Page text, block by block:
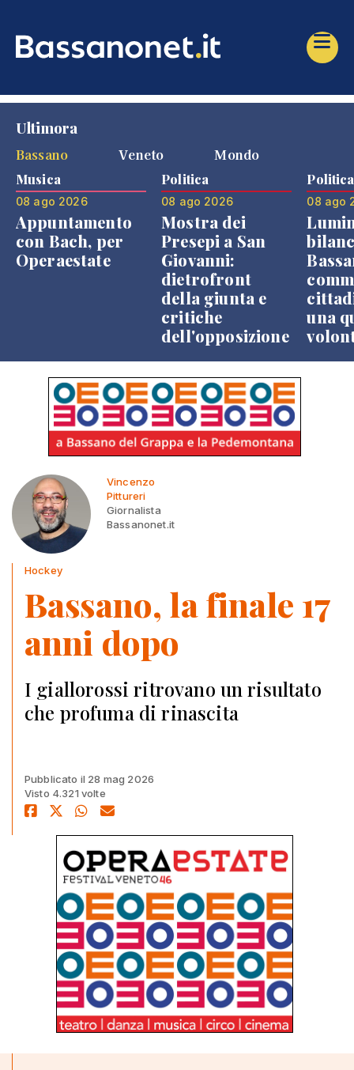
Ultimora
Bassano
Veneto Mondo
Musica
08 ago 2026
Appuntamento
con Bach, per
Operaestate
Politica
08 ago 2026
Mostra dei
Presepi a San
Giovanni:
dietrofront
della giunta e
critiche
dell'opposizione
Politica
08 ago
una
Vincenzo
Pittureri
Giornalista
Bassanonet.it
Hockey
Bassano, la finale 17
anni dopo
I giallorossi ritrovano un risultato
che profuma di rinascita
Pubblicato il 28 mag 2026
Visto 4.321 volte